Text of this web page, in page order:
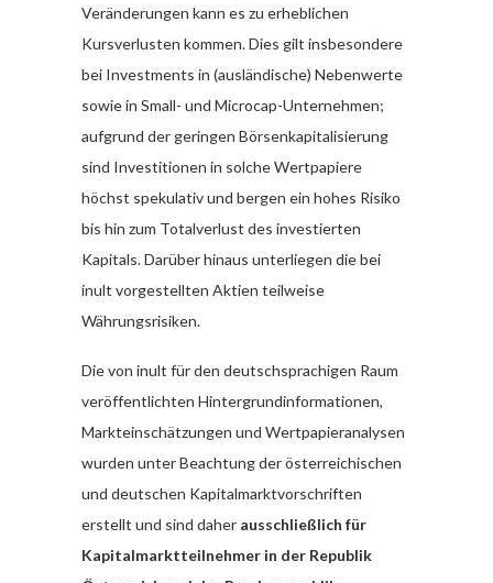
Veränderungen kann es zu erheblichen
Kursverlusten kommen. Dies gilt insbesondere
bei Investments in (ausländische) Nebenwerte
sowie in Small- und Microcap-Unternehmen;
aufgrund der geringen Börsenkapitalisierung
sind Investitionen in solche Wertpapiere
höchst spekulativ und bergen ein hohes Risiko
bis hin zum Totalverlust des investierten
Kapitals. Darüber hinaus unterliegen die bei
inult vorgestellten Aktien teilweise
Währungsrisiken.
Die von inult für den deutschsprachigen Raum
veröffentlichten Hintergrundinformationen,
Markteinschätzungen und Wertpapieranalysen
wurden unter Beachtung der österreichischen
und deutschen Kapitalmarktvorschriften
erstellt und sind daher ausschließlich für
Kapitalmarktteilnehmer in der Republik